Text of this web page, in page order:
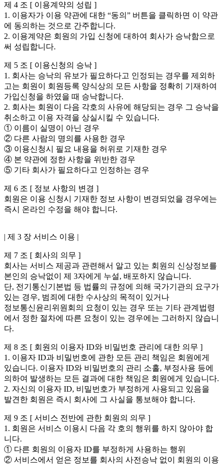
제 4 조 [ 이용계약의 성립 ]
1. 이용자가 이용 약관에 대한 “동의” 버튼을 클릭하면 이 약관
에 동의하는 것으로 간주합니다.
2. 이용계약은 회원의 가입 신청에 대하여 회사가 승낙함으로
써 성립합니다.
제 5 조 [ 이용신청의 승낙 ]
1. 회사는 승낙의 유보가 필요하다고 인정되는 경우를 제외하
고는 회원이 회원등록 양식상의 모든 사항을 정확히 기재하여
가입신청을 하였을 때 승낙합니다.
2. 회사는 회원이 다음 각호의 사유에 해당되는 경우 그 승낙을
취소하고 이용 자격을 상실시킬 수 있습니다.
① 이름이 실명이 아닌 경우
② 다른 사람의 명의를 사용한 경우
③ 이용신청시 필요 내용을 허위로 기재한 경우
④ 본 약관에 정한 사항을 위반한 경우
⑤ 기타 회사가 필요하다고 인정하는 경우
제 6 조 [ 정보 사항의 변경 ]
회원은 이용 신청시 기재한 정보 사항이 변경되었을 경우에는
즉시 온라인 수정을 해야 합니다.
| 제 3 장 서비스 이용 |
제 7 조 [ 회사의 의무 ]
회사는 서비스 제공과 관련해서 알고 있는 회원의 신상정보를
본인의 승낙없이 제 3자에게 누설, 배포하지 않습니다.
단, 전기통신기본법 등 법률의 규정에 의해 국가기관의 요구가
있는 경우, 범죄에 대한 수사상의 목적이 있거나
정보통신윤리위원회의 요청이 있는 경우 또는 기타 관계법령
에서 정한 절차에 따른 요청이 있는 경우에는 그러하지 않습니
다.
제 8 조 [ 회원의 이용자 ID와 비밀번호 관리에 대한 의무 ]
1. 이용자 ID과 비밀번호에 관한 모든 관리 책임은 회원에게
있습니다. 이용자 ID와 비밀번호의 관리 소홀, 부정사용 등에
의하여 발생하는 모든 결과에 대한 책임은 회원에게 있습니다.
2. 자신의 이용자 ID, 비밀번호가 부정하게 사용되고 있음을
발견한 회원은 즉시 회사에 그 사실을 통보해야 합니다.
제 9 조 [ 서비스 전반에 관한 회원의 의무 ]
1. 회원은 서비스 이용시 다음 각 호의 행위를 하지 않아야 합
니다.
① 다른 회원의 이용자 ID를 부정하게 사용하는 행위
② 서비스에서 얻은 정보를 회사의 사전승낙 없이 회원의 이용